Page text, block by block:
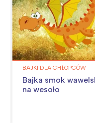
BAJKI DLA CHŁOPCÓW
Bajka smok
na wesoło